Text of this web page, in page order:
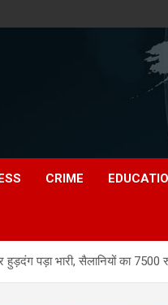
CRIME
हुड़दंग पड़ा भारी, सैलानियों का 7500